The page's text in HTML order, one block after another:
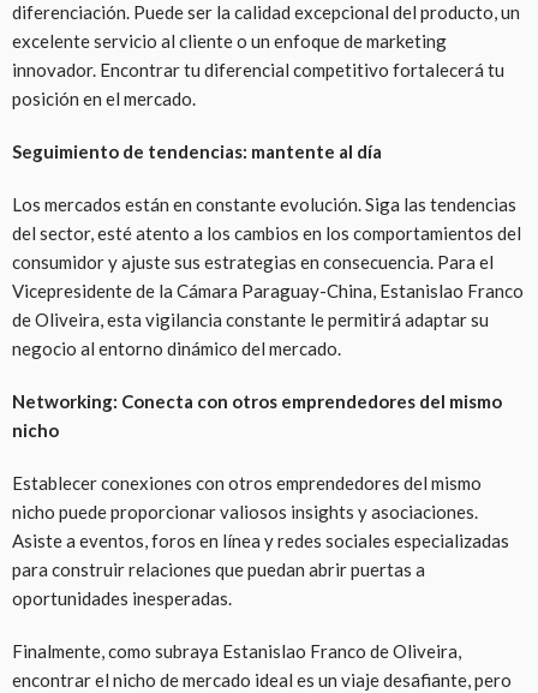
diferenciación. Puede ser la calidad excepcional del producto, un
excelente servicio al cliente o un enfoque de marketing
innovador. Encontrar tu diferencial competitivo fortalecerá tu
posición en el mercado.
Seguimiento de tendencias: mantente al día
Los mercados están en constante evolución. Siga las tendencias
del sector, esté atento a los cambios en los comportamientos del
consumidor y ajuste sus estrategias en consecuencia. Para el
Vicepresidente de la Cámara Paraguay-China, Estanislao Franco
de Oliveira, esta vigilancia constante le permitirá adaptar su
negocio al entorno dinámico del mercado.
Networking: Conecta con otros emprendedores del mismo
nicho
Establecer conexiones con otros emprendedores del mismo
nicho puede proporcionar valiosos insights y asociaciones.
Asiste a eventos, foros en línea y redes sociales especializadas
para construir relaciones que puedan abrir puertas a
oportunidades inesperadas.
Finalmente, como subraya Estanislao Franco de Oliveira,
encontrar el nicho de mercado ideal es un viaje desafiante, pero